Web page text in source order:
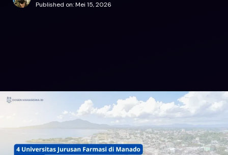
Published on:Mei 15, 2026